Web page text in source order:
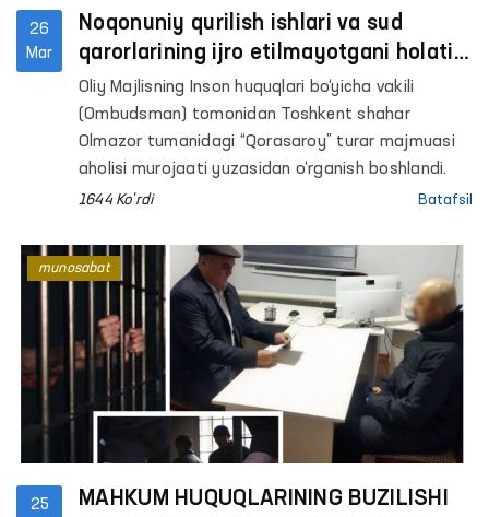
26
Mar
Noqonuniy qurilish ishlari va sud
qarorlarining ijro etilmayotgani holati
Ombudsman tomonidan o‘rganilmoqda
Oliy Majlisning Inson huquqlari bo‘yicha vakili
(Ombudsman) tomonidan Toshkent shahar
Olmazor tumanidagi “Qorasaroy” turar majmuasi
aholisi murojaati yuzasidan o‘rganish boshlandi.
1644 Ko'rdi Batafsil
25
MAHKUM HUQUQLARINING BUZILISHI
munosabat